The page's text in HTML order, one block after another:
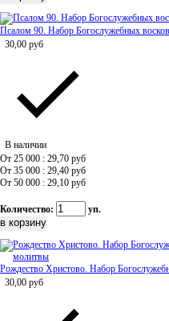
Псалом 90. Набор Богослужебных
30,00 руб
В наличии
От 25 000 : 29,70 руб
От 35 000 : 29,40 руб
От 50 000 : 29,10 руб
Количество: уп.
Рождество Христово. Набор
30,00 руб